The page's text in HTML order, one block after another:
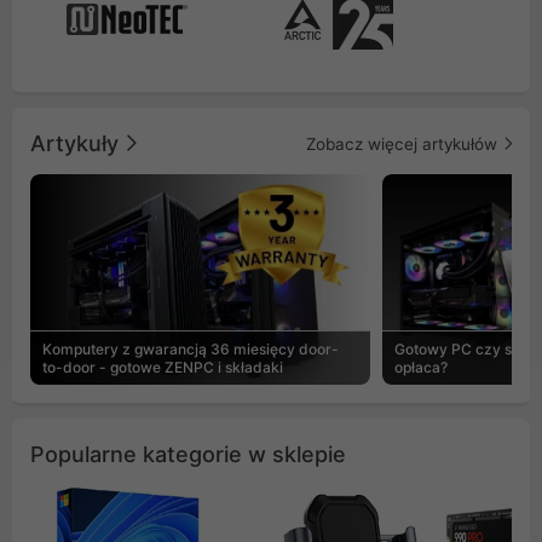
Artykuły Zobacz więcej artykułów
Komputery z gwarancją 36 miesięcy door-
to-door - gotowe ZENPC i składaki
Gotowy PC czy
opłaca?
Popularne kategorie w sklepie